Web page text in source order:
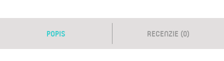
POPIS RECENZIE (0)